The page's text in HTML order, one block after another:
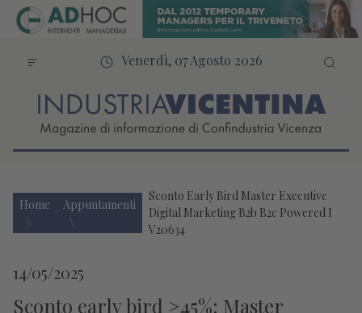
Venerdì, 07 Agosto 2026
Home Appuntamenti
Sconto Early Bird Master Executive
Digital Marketing B2b B2c Powered I
V20634
14/05/2025
Sconto early bird >45%: Master